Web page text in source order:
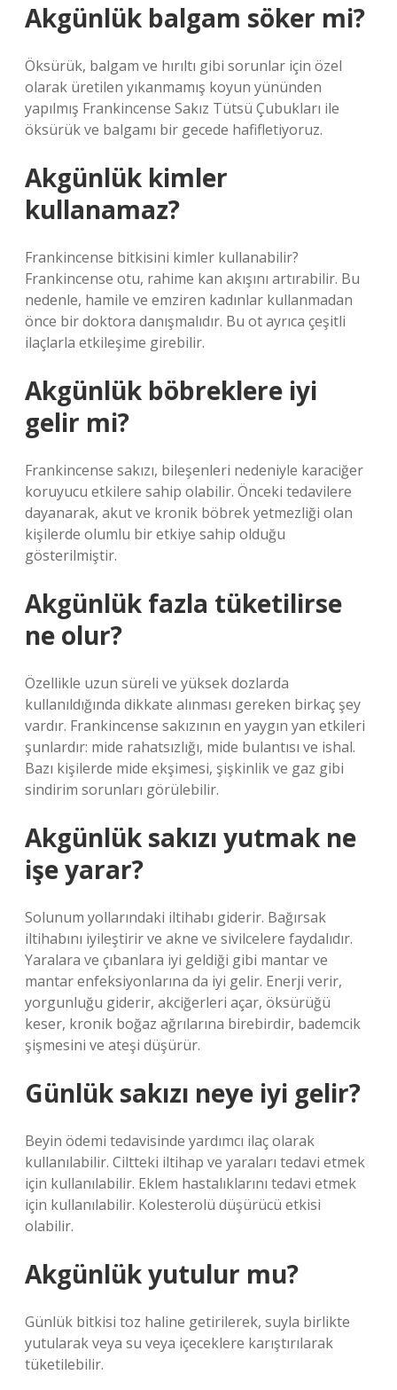
Akgünlük balgam söker mi?
Öksürük, balgam ve hırıltı gibi sorunlar için özel
olarak üretilen yıkanmamış koyun yününden
yapılmış Frankincense Sakız Tütsü Çubukları ile
öksürük ve balgamı bir gecede hafifletiyoruz.
Akgünlük kimler
kullanamaz?
Frankincense bitkisini kimler kullanabilir?
Frankincense otu, rahime kan akışını artırabilir. Bu
nedenle, hamile ve emziren kadınlar kullanmadan
önce bir doktora danışmalıdır. Bu ot ayrıca çeşitli
ilaçlarla etkileşime girebilir.
Akgünlük böbreklere iyi
gelir mi?
Frankincense sakızı, bileşenleri nedeniyle karaciğer
koruyucu etkilere sahip olabilir. Önceki tedavilere
dayanarak, akut ve kronik böbrek yetmezliği olan
kişilerde olumlu bir etkiye sahip olduğu
gösterilmiştir.
Akgünlük fazla tüketilirse
ne olur?
Özellikle uzun süreli ve yüksek dozlarda
kullanıldığında dikkate alınması gereken birkaç şey
vardır. Frankincense sakızının en yaygın yan etkileri
şunlardır: mide rahatsızlığı, mide bulantısı ve ishal.
Bazı kişilerde mide ekşimesi, şişkinlik ve gaz gibi
sindirim sorunları görülebilir.
Akgünlük sakızı yutmak ne
işe yarar?
Solunum yollarındaki iltihabı giderir. Bağırsak
iltihabını iyileştirir ve akne ve sivilcelere faydalıdır.
Yaralara ve çıbanlara iyi geldiği gibi mantar ve
mantar enfeksiyonlarına da iyi gelir. Enerji verir,
yorgunluğu giderir, akciğerleri açar, öksürüğü
keser, kronik boğaz ağrılarına birebirdir, bademcik
şişmesini ve ateşi düşürür.
Günlük sakızı neye iyi gelir?
Beyin ödemi tedavisinde yardımcı ilaç olarak
kullanılabilir. Ciltteki iltihap ve yaraları tedavi etmek
için kullanılabilir. Eklem hastalıklarını tedavi etmek
için kullanılabilir. Kolesterolü düşürücü etkisi
olabilir.
Akgünlük yutulur mu?
Günlük bitkisi toz haline getirilerek, suyla birlikte
yutularak veya su veya içeceklere karıştırılarak
tüketilebilir.